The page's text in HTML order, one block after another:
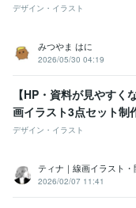
デザイン・イラスト
みつやま はに
2026/05/30 04:19
【HP・資料が見やすく
画イラスト3点セット制
デザイン・イラスト
ティナ｜線画イラスト
2026/02/07 11:41